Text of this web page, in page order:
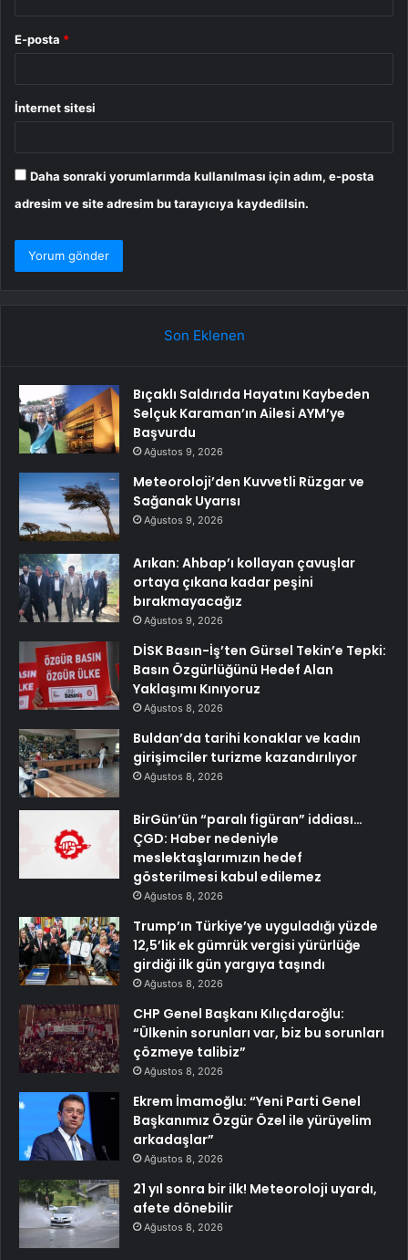
E-posta *
İnternet sitesi
Daha sonraki yorumlarımda kullanılması için adım, e-posta
adresim ve site adresim bu tarayıcıya kaydedilsin.
Son Eklenen
Bıçaklı Saldırıda Hayatını Kaybeden
Selçuk Karaman’ın Ailesi AYM’ye
Başvurdu
Ağustos 9, 2026
Meteoroloji’den Kuvvetli Rüzgar ve
Sağanak Uyarısı
Ağustos 9, 2026
Arıkan: Ahbap’ı kollayan çavuşlar
ortaya çıkana kadar peşini
bırakmayacağız
Ağustos 9, 2026
DİSK Basın-İş’ten Gürsel Tekin’e Tepki:
Basın Özgürlüğünü Hedef Alan
Yaklaşımı Kınıyoruz
Ağustos 8, 2026
Buldan’da tarihi konaklar ve kadın
girişimciler turizme kazandırılıyor
Ağustos 8, 2026
BirGün’ün “paralı figüran” iddiası…
ÇGD: Haber nedeniyle
meslektaşlarımızın hedef
gösterilmesi kabul edilemez
Ağustos 8, 2026
Trump’ın Türkiye’ye uyguladığı yüzde
12,5’lik ek gümrük vergisi yürürlüğe
girdiği ilk gün yargıya taşındı
Ağustos 8, 2026
CHP Genel Başkanı Kılıçdaroğlu:
“Ülkenin sorunları var, biz bu sorunları
çözmeye talibiz”
Ağustos 8, 2026
Ekrem İmamoğlu: “Yeni Parti Genel
Başkanımız Özgür Özel ile yürüyelim
arkadaşlar”
Ağustos 8, 2026
21 yıl sonra bir ilk! Meteoroloji uyardı,
afete dönebilir
Ağustos 8, 2026